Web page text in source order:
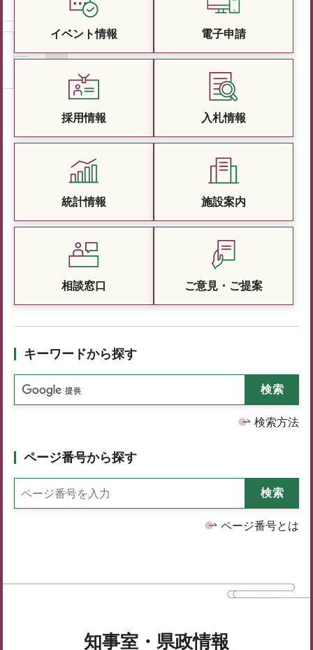
イベント情報 電子申請
採用情報 入札情報
統計情報 施設案内
相談窓口 ご意見・ご提案
キーワードから探す
検索方法
ページ番号から探す
ページ番号とは
知事室・県政情報